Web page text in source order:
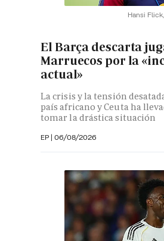
Hansi
El Barça descarta
Marruecos por la
actual»
La crisis y la tensión
país africano y Ceuta ha
tomar la drástica situación
EP | 06/08/2026